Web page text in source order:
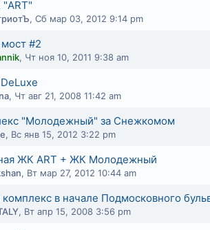
, Сб мар 03, 2012 9:14 pm
#2
, Чт ноя 10, 2011 9:38 am
, Чт авг 21, 2008 11:42 am
"Молодежный" за Снежкомом
, Вс янв 15, 2012 3:22 pm
ЖК ART + ЖК Молодежный
, Вт мар 27, 2012 10:44 am
в начале Подмосковного
, Вт апр 15, 2008 3:56 pm